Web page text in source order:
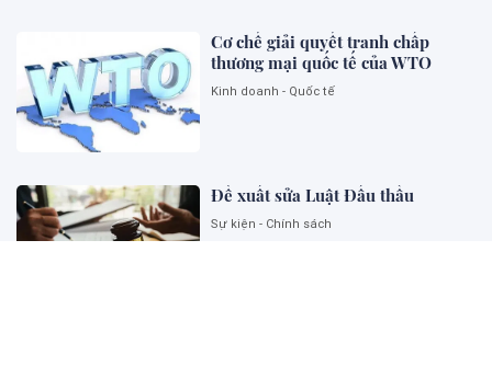
Cơ chế giải quyết tranh chấp
thương mại quốc tế của WTO
Kinh doanh - Quốc tế
Đề xuất sửa Luật Đấu thầu
Sự kiện - Chính sách